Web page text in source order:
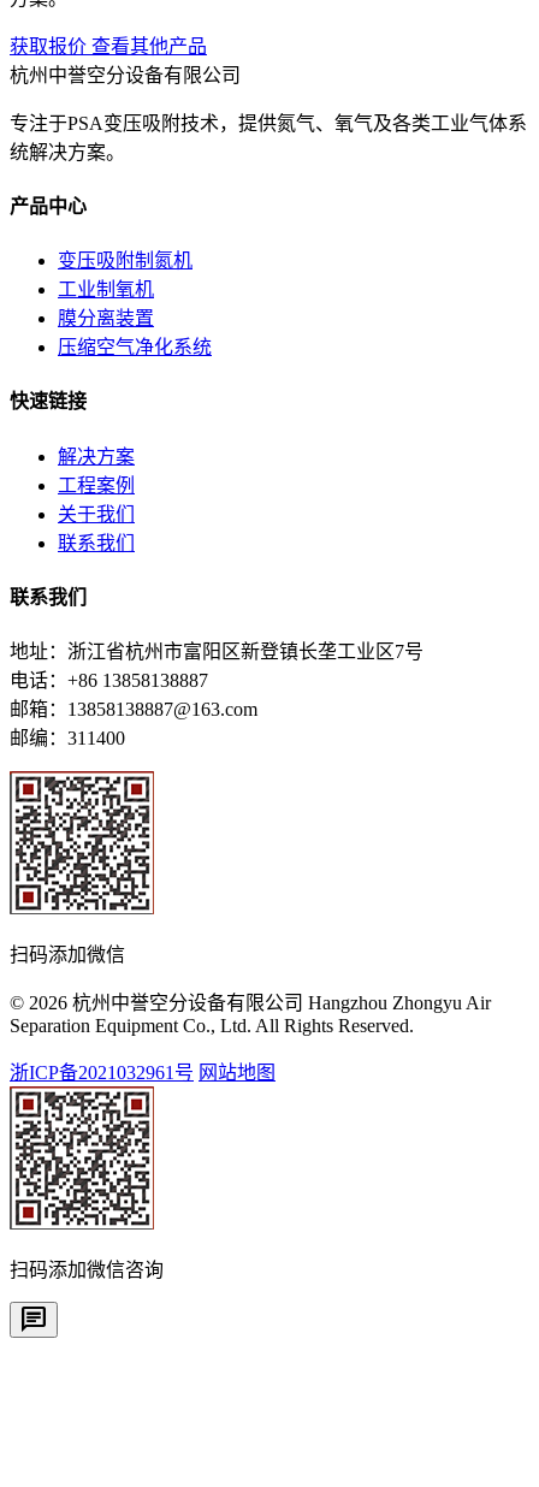
获取报价 查看其他产品
杭州中誉空分设备有限公司
专注于PSA变压吸附技术，提供氮气、氧气及各类工业气体系
统解决方案。
产品中心
变压吸附制氮机
工业制氧机
膜分离装置
压缩空气净化系统
快速链接
解决方案
工程案例
关于我们
联系我们
联系我们
地址：浙江省杭州市富阳区新登镇长垄工业区7号
电话：+86 13858138887
邮箱：13858138887@163.com
邮编：311400
扫码添加微信
© 2026 杭州中誉空分设备有限公司 Hangzhou Zhongyu Air
Separation Equipment Co., Ltd. All Rights Reserved.
浙ICP备2021032961号 网站地图
扫码添加微信咨询
chat